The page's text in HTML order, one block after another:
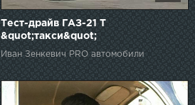
Тест-драйв ГАЗ-21 Т
&quot;такси&quot;
Иван Зенкевич PRO автомобили